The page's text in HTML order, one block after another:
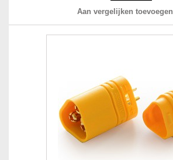
Aan vergelijken toevoegen